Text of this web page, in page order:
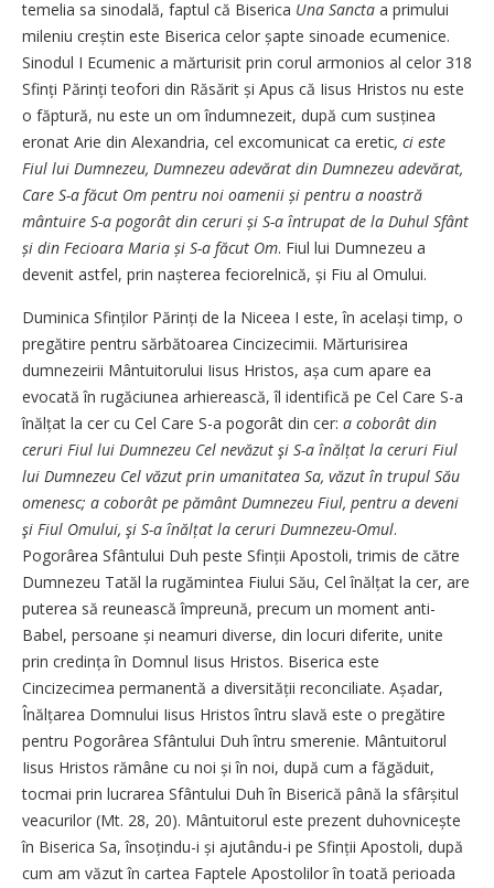
temelia sa sinodală, faptul că Biserica Una Sancta a primului
mileniu creștin este Biserica celor șapte sinoade ecumenice.
Sinodul I Ecumenic a mărturisit prin corul armonios al celor 318
Sfinți Părinți teofori din Răsărit și Apus că Iisus Hristos nu este
o făptură, nu este un om îndumnezeit, după cum susținea
eronat Arie din Alexandria, cel excomunicat ca eretic, ci este
Fiul lui Dumnezeu, Dumnezeu adevărat din Dumnezeu adevărat,
Care S-a făcut Om pentru noi oamenii și pentru a noastră
mântuire S-a pogorât din ceruri și S-a întrupat de la Duhul Sfânt
și din Fecioara Maria și S-a făcut Om. Fiul lui Dumnezeu a
devenit astfel, prin nașterea feciorelnică, și Fiu al Omului.
Duminica Sfinților Părinți de la Niceea I este, în același timp, o
pregătire pentru sărbătoarea Cincizecimii. Mărturisirea
dumnezeirii Mântuitorului Iisus Hristos, așa cum apare ea
evocată în rugăciunea arhierească, îl identifică pe Cel Care S-a
înălțat la cer cu Cel Care S-a pogorât din cer: a coborât din
ceruri Fiul lui Dumnezeu Cel nevăzut şi S-a înălțat la ceruri Fiul
lui Dumnezeu Cel văzut prin umanitatea Sa, văzut în trupul Său
omenesc; a coborât pe pământ Dumnezeu Fiul, pentru a deveni
şi Fiul Omului, şi S-a înălțat la ceruri Dumnezeu-Omul.
Pogorârea Sfântului Duh peste Sfinții Apostoli, trimis de către
Dumnezeu Tatăl la rugămintea Fiului Său, Cel înălțat la cer, are
puterea să reunească împreună, precum un moment anti-
Babel, persoane și neamuri diverse, din locuri diferite, unite
prin credința în Domnul Iisus Hristos. Biserica este
Cincizecimea permanentă a diversității reconciliate. Așadar,
Înălțarea Domnului Iisus Hristos întru slavă este o pregătire
pentru Pogorârea Sfântului Duh întru smerenie. Mântuitorul
Iisus Hristos rămâne cu noi și în noi, după cum a făgăduit,
tocmai prin lucrarea Sfântului Duh în Biserică până la sfârșitul
veacurilor (Mt. 28, 20). Mântuitorul este prezent duhov­nicește
în Biserica Sa, însoțindu-i și ajutându-i pe Sfinții Apostoli, după
cum am văzut în cartea Faptele Apostolilor în toată perioada